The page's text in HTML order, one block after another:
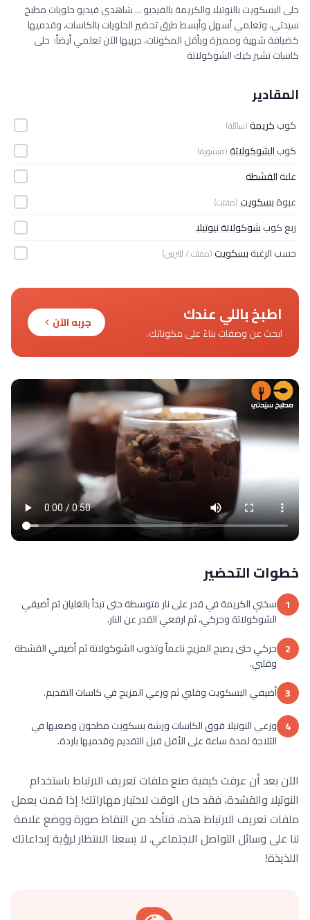
حلى البسكويت بالنوتيلا والكريمة بالفيديو ... شاهدي فيديو حلويات مطبخ
سيدتي، وتعلمي أسهل وأبسط طرق تحضير الحلويات بالكاسات، وقدميها
كضيافة شهية ومميزة وبأقل المكونات، جربيها الآن تعلمي أيضاً: حلى
كاسات تشيز كيك الشوكولاتة
المقادير
كوبكريمة(سائلة)
كوبالشوكولاتة(مبشورة)
علبةالقشطة
عبوةبسكويت(مفتت)
ربع كوبشوكولاتة نيوتيلا
حسب الرغبةبسكويت(مفتت / للتزيين)
اطبخ باللي عندك
ابحث عن وصفات بناءً على مكوناتك.
جربه الآن
خطوات التحضير
1 سخني الكريمة في قدر على نار متوسطة حتى تبدأ بالغليان ثم أضيفي
الشوكولاتة وحركي، ثم ارفعي القدر عن النار.
2 حركي حتى يصبح المزيج ناعماً وتذوب الشوكولاتة ثم أضيفي القشطة
وقلبي.
3 أضيفي البسكويت وقلبي ثم وزعي المزيج في كاسات التقديم.
4 وزعي النوتيلا فوق الكاسات ورشة بسكويت مطحون وضعيها في
الثلاجة لمدة ساعة على الأقل قبل التقديم وقدميها باردة.
الآن بعد أن عرفت كيفية صنع ملفات تعريف الارتباط باستخدام
النوتيلا والقشدة، فقد حان الوقت لاختبار مهاراتك! إذا قمت بعمل
ملفات تعريف الارتباط هذه، فتأكد من التقاط صورة ووضع علامة
لنا على وسائل التواصل الاجتماعي. لا يسعنا الانتظار لرؤية إبداعاتك
اللذيذة!